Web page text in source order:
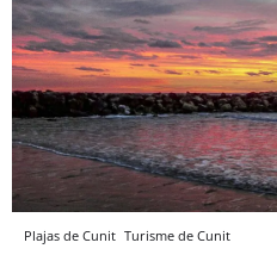
Plajas de Cunit Turisme de Cunit